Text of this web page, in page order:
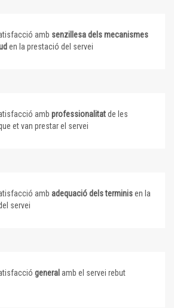
amb senzillesa dels mecanismes
en la prestació del servei
amb professionalitatde les
et van prestar el servei
amb adequació dels terminisen la
servei
general amb el servei rebut